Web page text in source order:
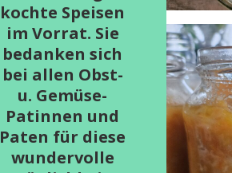
kochte Speisen
im Vorrat. Sie
bedanken sich
bei allen Obst-
u. Gemüse-
Patinnen und
Paten für diese
wundervolle